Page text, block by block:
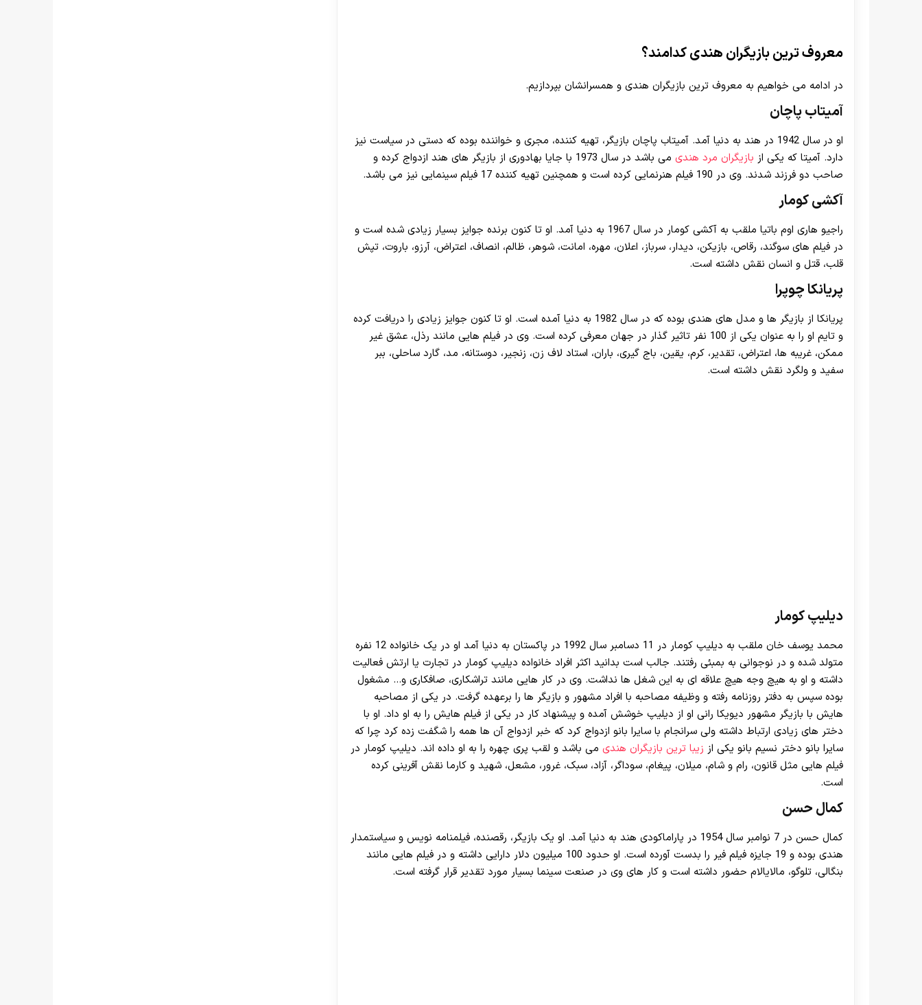
30 تا 50 درصد شارژ هدیه بیشتر فقط با ثبت نام در هات بت
معروف ترین بازیگران هندی کدامند؟
در ادامه می خواهیم به معروف ترین بازیگران هندی و همسرانشان بپردازیم.
آمیتاب پاچان
او در سال 1942 در هند به دنیا آمد. آمیتاب پاچان بازیگر، تهیه کننده، مجری و خواننده بوده که دستی در سیاست نیز
دارد. آمیتا که یکی از بازیگران مرد هندی
می باشد در سال 1973 با جایا بهادوری از بازیگر های هند ازدواج کرده و
صاحب دو فرزند شدند. وی در 190 فیلم هنرنمایی کرده است و همچنین تهیه کننده 17 فیلم سینمایی نیز می باشد.
آکشی کومار
راجیو هاری اوم باتیا ملقب به آکشی کومار در سال 1967 به دنیا آمد. او تا کنون برنده جوایز بسیار زیادی شده است و
در فیلم های سوگند، رقاص، بازیکن، دیدار، سرباز، اعلان، مهره، امانت، شوهر، ظالم، انصاف، اعتراض، آرزو، باروت، تپش
قلب، قتل و انسان نقش داشته است.
پریانکا چوپرا
پریانکا از بازیگر ها و مدل های هندی بوده که در سال 1982 به دنیا آمده است. او تا کنون جوایز زیادی را دریافت کرده
و تایم او را به عنوان یکی از 100 نفر تاثیر گذار در جهان معرفی کرده است. وی در فیلم هایی مانند رذل، عشق غیر
ممکن، غریبه ها، اعتراض، تقدیر، کرم، یقین، باج گیری، باران، استاد لاف زن، زنجیر، دوستانه، مد، گارد ساحلی، ببر
سفید و ولگرد نقش داشته است.
دیلیپ کومار
محمد یوسف خان ملقب به دیلیپ کومار در 11 دسامبر سال 1992 در پاکستان به دنیا آمد او در یک خانواده 12 نفره
متولد شده و در نوجوانی به بمبئی رفتند. جالب است بدانید اکثر افراد خانواده دیلیپ کومار در تجارت یا ارتش فعالیت
داشته و او به هیچ وجه هیچ علاقه ای به این شغل ها نداشت. وی در کار هایی مانند تراشکاری، صافکاری و… مشغول
بوده سپس به دفتر روزنامه رفته و وظیفه مصاحبه با افراد مشهور و بازیگر ها را برعهده گرفت. در یکی از مصاحبه
هایش با بازیگر مشهور دیویکا رانی او از دیلیپ خوشش آمده و پیشنهاد کار در یکی از فیلم هایش را به او داد. او با
دختر های زیادی ارتباط داشته ولی سرانجام با سایرا بانو ازدواج کرد که خبر ازدواج آن ها همه را شگفت زده کرد چرا که
سایرا بانو دختر نسیم بانو یکی از زیبا ترین بازیگران هندی می باشد و لقب پری چهره را به او داده اند. دیلیپ کومار در
فیلم هایی مثل قانون، رام و شام، میلان، پیغام، سوداگر، آزاد، سبک، غرور، مشعل، شهید و کارما نقش آفرینی کرده
است.
کمال حسن
کمال حسن در 7 نوامبر سال 1954 در پاراماکودی هند به دنیا آمد. او یک بازیگر، رقصنده، فیلمنامه نویس و سیاستمدار
هندی بوده و 19 جایزه فیلم فیر را بدست آورده است. او حدود 100 میلیون دلار دارایی داشته و در فیلم هایی مانند
بنگالی، تلوگو، مالایالام حضور داشته است و کار های وی در صنعت سینما بسیار مورد تقدیر قرار گرفته است.